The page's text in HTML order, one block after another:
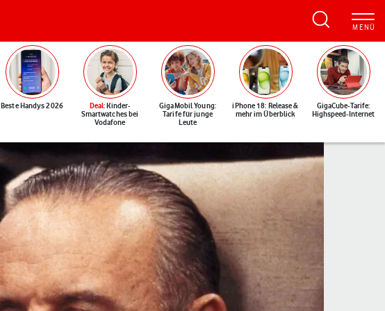
Beste Handys 2026 Deal: Kinder-
Smartwatches bei
Vodafone
GigaMobil Young:
Tarife für junge
Leute
iPhone 18: Release &
mehr im Überblick
GigaCube-Tarife:
Highspeed-Internet